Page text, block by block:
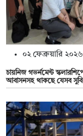
০২ ফেব্রুয়ারি ২০২৬
চায়নিজ গভর্নমেন্ট
আবাসনসহ থাকছে যেসব